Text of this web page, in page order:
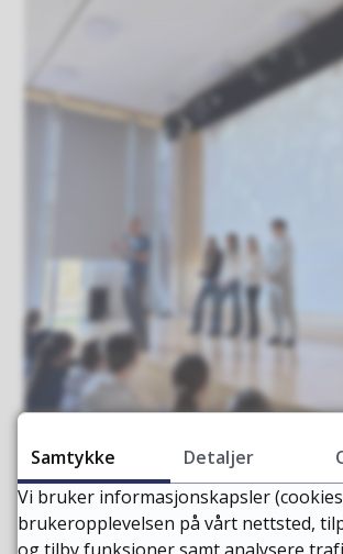
Frigjøringsdagen
Samtykke Detaljer
Vi bruker informasjonskapsler
brukeropplevelsen på vårt nettsted,